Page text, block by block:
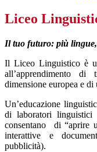
Liceo
Il tuo futuro: più
Il Liceo Linguistico è
all’apprendimento
dimensione europea e
Un’educazione
di laboratori linguistici
consentano di “aprire
interattive e
pubblicità).